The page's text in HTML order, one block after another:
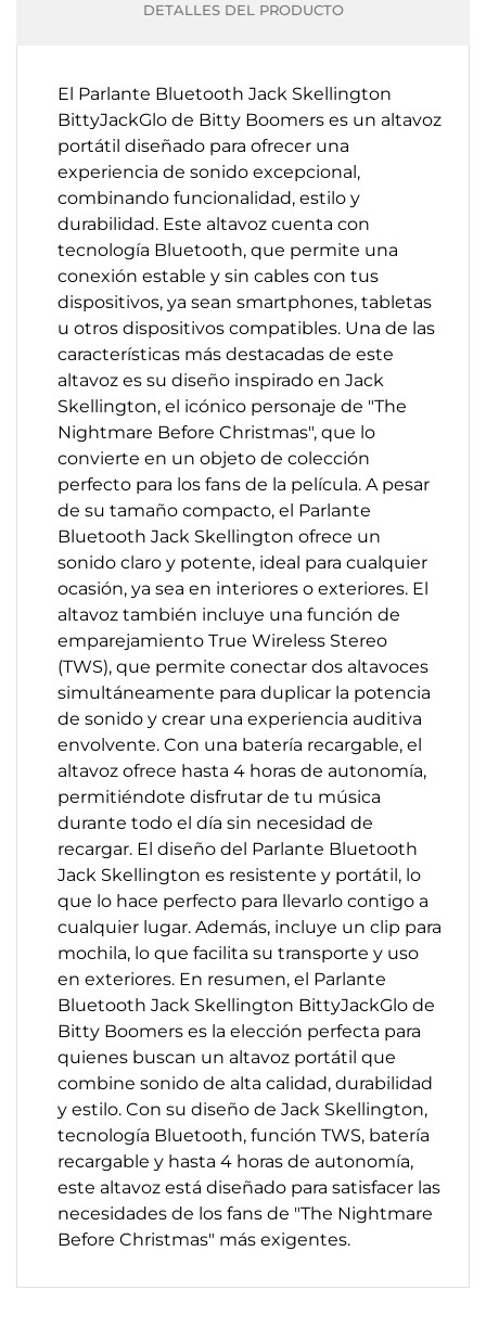
DETALLES DEL PRODUCTO
El Parlante Bluetooth Jack Skellington
BittyJackGlo de Bitty Boomers es un altavoz
portátil diseñado para ofrecer una
experiencia de sonido excepcional,
combinando funcionalidad, estilo y
durabilidad. Este altavoz cuenta con
tecnología Bluetooth, que permite una
conexión estable y sin cables con tus
dispositivos, ya sean smartphones, tabletas
u otros dispositivos compatibles. Una de las
características más destacadas de este
altavoz es su diseño inspirado en Jack
Skellington, el icónico personaje de "The
Nightmare Before Christmas", que lo
convierte en un objeto de colección
perfecto para los fans de la película. A pesar
de su tamaño compacto, el Parlante
Bluetooth Jack Skellington ofrece un
sonido claro y potente, ideal para cualquier
ocasión, ya sea en interiores o exteriores. El
altavoz también incluye una función de
emparejamiento True Wireless Stereo
(TWS), que permite conectar dos altavoces
simultáneamente para duplicar la potencia
de sonido y crear una experiencia auditiva
envolvente. Con una batería recargable, el
altavoz ofrece hasta 4 horas de autonomía,
permitiéndote disfrutar de tu música
durante todo el día sin necesidad de
recargar. El diseño del Parlante Bluetooth
Jack Skellington es resistente y portátil, lo
que lo hace perfecto para llevarlo contigo a
cualquier lugar. Además, incluye un clip para
mochila, lo que facilita su transporte y uso
en exteriores. En resumen, el Parlante
Bluetooth Jack Skellington BittyJackGlo de
Bitty Boomers es la elección perfecta para
quienes buscan un altavoz portátil que
combine sonido de alta calidad, durabilidad
y estilo. Con su diseño de Jack Skellington,
tecnología Bluetooth, función TWS, batería
recargable y hasta 4 horas de autonomía,
este altavoz está diseñado para satisfacer las
necesidades de los fans de "The Nightmare
Before Christmas" más exigentes.